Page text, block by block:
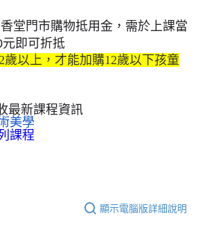
堂門市購物抵用金，需於上課當
即可折抵
歲以上，才能加購12歲以下孩童
最新課程資訊
美學
課程
顯示電腦版詳細說明